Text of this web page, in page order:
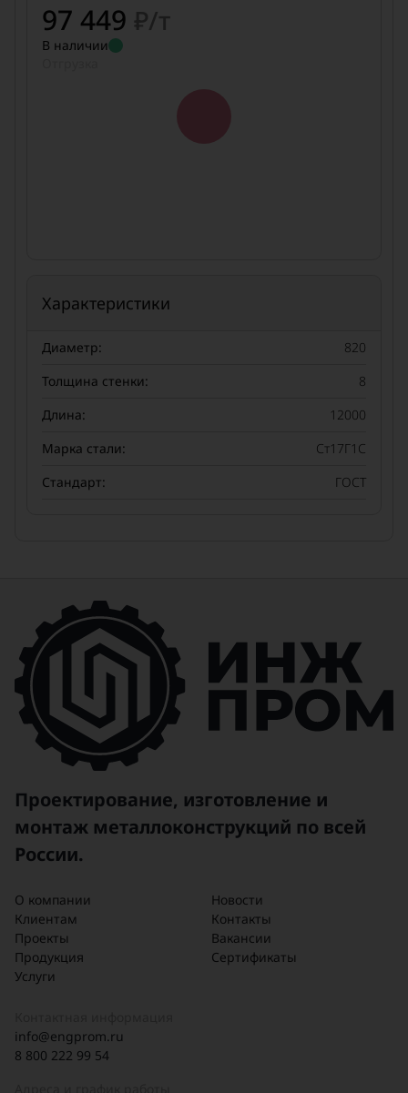
97 449 ₽/т
В наличии
Характеристики
Диаметр:
820
Толщина стенки:
8
Длина:
12000
Марка стали:
Ст17Г1С
Стандарт:
ГОСТ
Проектирование, изготовление и
монтаж металлоконструкций по всей
России.
О компании
Клиентам
Проекты
Продукция
Услуги
Новости
Контакты
Вакансии
Сертификаты
info@engprom.ru
8 800 222 99 54